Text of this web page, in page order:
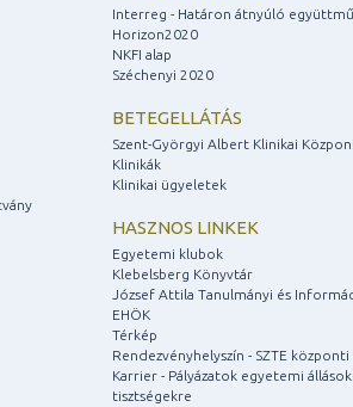
Interreg - Határon átnyúló
Horizon2020
NKFI alap
Széchenyi 2020
BETEGELLÁTÁS
Szent-Györgyi Albert Klinikai
Klinikák
Klinikai ügyeletek
HASZNOS LINKEK
Egyetemi klubok
Klebelsberg Könyvtár
József Attila Tanulmányi és
EHÖK
Térkép
Rendezvényhelyszín - SZTE
Karrier - Pályázatok egyetemi
tisztségekre